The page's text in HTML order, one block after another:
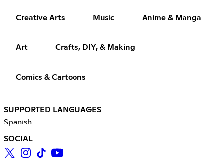
Creative Arts Music Anime & Manga
Art Crafts, DIY, & Making
Comics & Cartoons
SUPPORTED LANGUAGES
Spanish
SOCIAL